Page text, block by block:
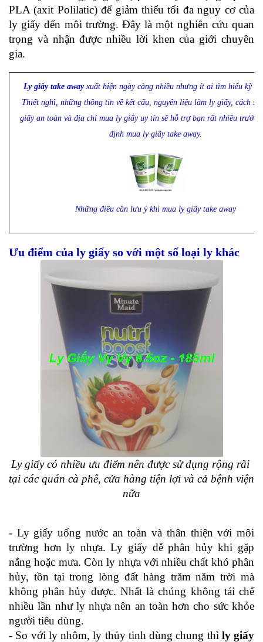
PLA (axit Polilatic) để giảm thiểu tối đa nguy cơ của
ly giấy đến môi trường. Đây là một nghiên cứu quan
trọng và nhận được nhiều lời khen của giới chuyên
gia.
Ly giấy take away xuất hiện ngày càng nhiều nhưng ít ai tìm hiểu kỹ về
Thiết nghĩ, những thông tin về kết cấu, nguyên liệu làm ly giấy, cách sử
giấy an toàn và địa chỉ mua ly giấy uy tín sẽ hỗ trợ bạn rất nhiều trước
định mua ly giấy take away.
Những điều cần lưu ý khi mua ly giấy take away
Ưu điểm của ly giấy so với một số loại ly khác
Ly giấy có nhiều ưu điểm nên được sử dụng rộng rãi
tại các quán cà phê, cửa hàng tiện lợi và cả bệnh viện
nữa
- Ly giấy uống nước an toàn và thân thiện với môi
trường hơn ly nhựa. Ly giấy dễ phân hủy khi gặp
nắng hoặc mưa. Còn ly nhựa với nhiều chất khó phân
hủy, tồn tại trong lòng đất hàng trăm năm trời mà
không phân hủy được. Nhất là chúng không tái chế
nhiều lần như ly nhựa nên an toàn hơn cho sức khỏe
người tiêu dùng.
- So với ly nhôm, ly thủy tinh dùng chung thì ly giấy